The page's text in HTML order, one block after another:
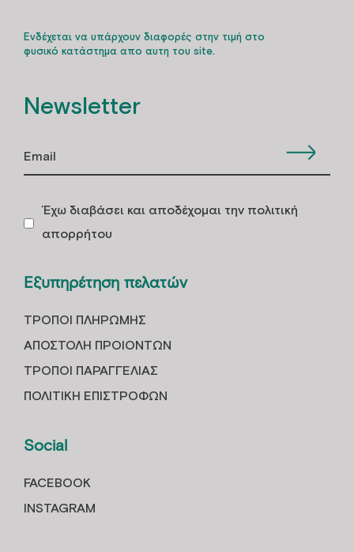
Ενδέχεται να υπάρχουν διαφορές στην τιμή στο
φυσικό κατάστημα απο αυτη του site.
Newsletter
Έχω διαβάσει και αποδέχομαι την πολιτική
απορρήτου
Εξυπηρέτηση πελατών
ΤΡOΠΟΙ ΠΛΗΡΩΜHΣ
ΑΠΟΣΤΟΛH ΠΡΟΙOΝΤΩΝ
ΤΡΟΠΟΙ ΠΑΡΑΓΓΕΛΙΑΣ
ΠΟΛΙΤΙΚΗ ΕΠΙΣΤΡΟΦΩΝ
Social
FACEBOOK
INSTAGRAM